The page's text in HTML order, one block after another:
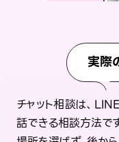
実際
チャット相談は、
話できる相談方法です